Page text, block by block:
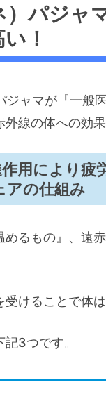
パジャ
！
ジャマが『一般
線の体への効
用により疲
アの仕組み
めるもの』、遠
けることで体は
3つです。